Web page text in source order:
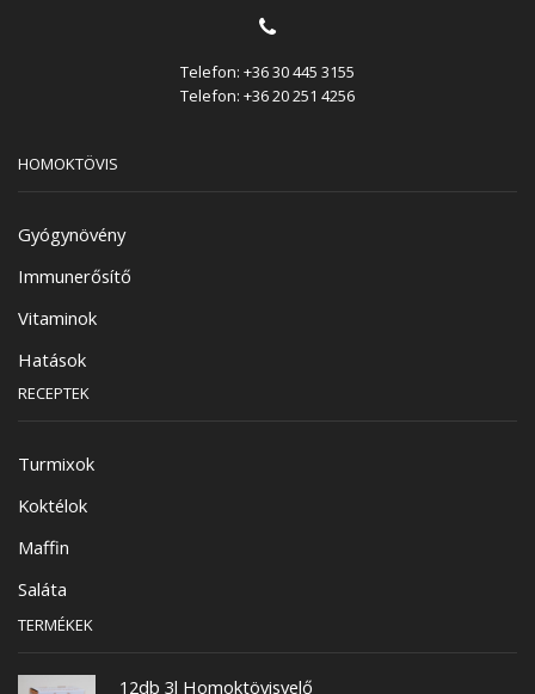
Telefon: +36 30 445 3155
Telefon: +36 20 251 4256
HOMOKTÖVIS
Gyógynövény
Immunerősítő
Vitaminok
Hatások
RECEPTEK
Turmixok
Koktélok
Maffin
Saláta
TERMÉKEK
12db 3l Homoktövisvelő